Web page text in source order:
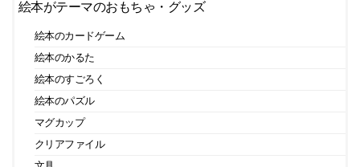
絵本がテーマのおもちゃ・グッズ
絵本のカードゲーム
絵本のかるた
絵本のすごろく
絵本のパズル
マグカップ
クリアファイル